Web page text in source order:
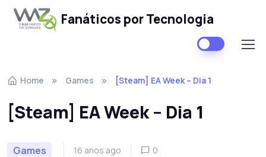
Fanáticos por Tecnologia
Home Games [Steam] EA Week – Dia 1
[Steam] EA Week – Dia 1
Games 16 anos ago 0